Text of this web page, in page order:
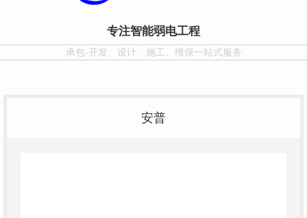
专注智能弱电工程
承包-开发、设计、施工、维保一站式服务
安普